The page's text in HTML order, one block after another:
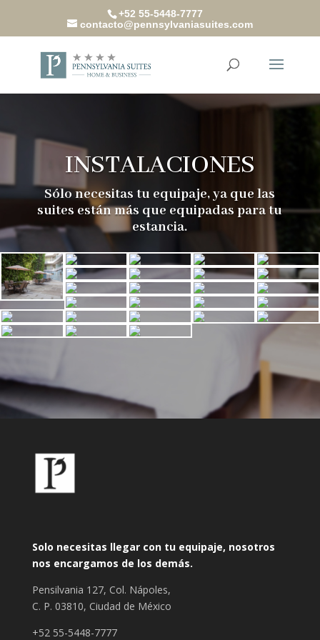
+52 55-5448-7777
contacto@pennsylvaniasuites.com
INSTALACIONES
Sólo necesitas tu equipaje, ya que las
suites están más que equipadas para tu
estancia.
Solo necesitas llegar con tu equipaje, nosotros
nos encargamos de los demás.
Pensilvania 127, Col. Nápoles,
C. P. 03810, Ciudad de México
+52 55-5448-7777